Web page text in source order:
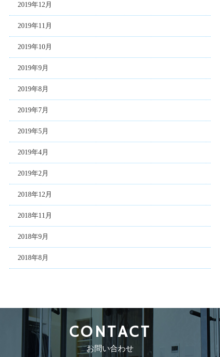
2019年12月
2019年11月
2019年10月
2019年9月
2019年8月
2019年7月
2019年5月
2019年4月
2019年2月
2018年12月
2018年11月
2018年9月
2018年8月
CONTACT
お問い合わせ